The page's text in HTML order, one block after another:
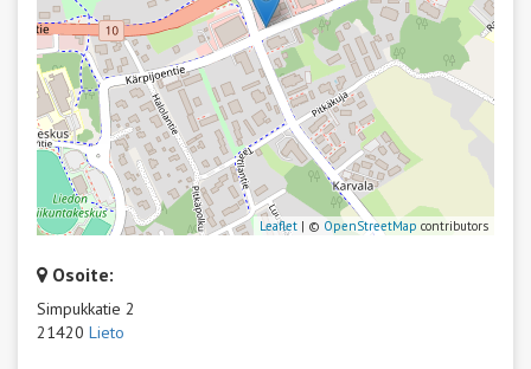
Leaflet | © OpenStreetMap contributors
Osoite:
Simpukkatie 2
21420 Lieto